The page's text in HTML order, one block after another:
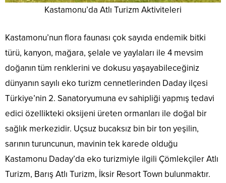
Kastamonu’da Atlı Turizm Aktiviteleri
Kastamonu’nun flora faunası çok sayıda endemik bitki
türü, kanyon, mağara, şelale ve yaylaları ile 4 mevsim
doğanın tüm renklerini ve dokusu yaşayabileceğiniz
dünyanın sayılı eko turizm cennetlerinden Daday ilçesi
Türkiye’nin 2. Sanatoryumuna ev sahipliği yapmış tedavi
edici özellikteki oksijeni üreten ormanları ile doğal bir
sağlık merkezidir. Uçsuz bucaksız bin bir ton yeşilin,
sarının turuncunun, mavinin tek karede olduğu
Kastamonu Daday’da eko turizmiyle ilgili Çömlekçiler Atlı
Turizm, Barış Atlı Turizm, İksir Resort Town bulunmaktır.